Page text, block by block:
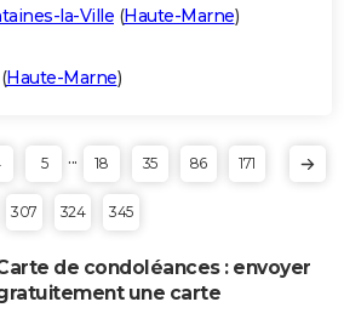
la-Ville (Haute-Marne)
(Haute-Marne)
5 ... 18 35 86 171
307 324 345
de condoléances : envoyer
une carte